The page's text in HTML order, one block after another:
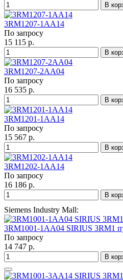
В
3RM1207-1AA14
По запросу
15 115 р.
В
3RM1207-2AA04
По запросу
16 535 р.
В
3RM1201-1AA14
По запросу
15 567 р.
В
3RM1202-1AA14
По запросу
16 186 р.
В
Siemens Industry Mall:
3RM1001-1AA04 SIRIUS 3RM1
По запросу
14 747 р.
В